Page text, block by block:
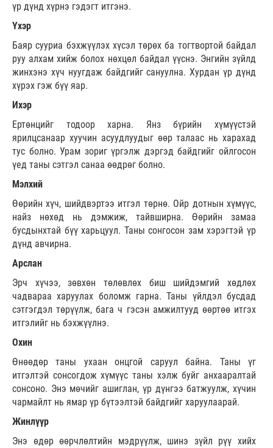
үр дүнд хүрнэ гэдэгт итгэнэ.
Үхэр
Баяр сууриа бэхжүүлэх хүсэл төрөх ба тогтвортой байдал
руу алхам хийж болох нөхцөл байдал үүснэ. Энгийн зүйлд
жинхэнэ хүч нуугдаж байдгийг сануулна. Хурдан үр дүнд
хүрэх гэж бүү яар.
Ихэр
Ертөнцийг тодоор харна. Янз бүрийн хүмүүстэй
ярилцсанаар хуучин асуудлуудыг өөр талаас нь харахад
тус болно. Урам зориг үргэлж дэргэд байдгийг ойлгосон
үед таны сэтгэл санаа өөдрөг болно.
Мэлхий
Өөрийн хүч, шийдвэртээ итгэл төрнө. Ойр дотнын хүмүүс,
найз нөхөд нь дэмжиж, тайвширна. Өөрийн замаа
бусдынхтай бүү харьцуул. Таны сонгосон зам хэрэгтэй үр
дүнд авчирна.
Арслан
Эрч хүчээ, зөвхөн төлөвлөх биш шийдэмгий хөдлөх
чадвараа харуулах боломж гарна. Таны үйлдэл бусдад
сэтгэгдэл төрүүлж, бага ч гэсэн амжилтууд өөртөө итгэх
итгэлийг нь бэхжүүлнэ.
Охин
Өнөөдөр таны ухаан онцгой саруул байна. Таны үг
итгэлтэй сонсогдож хүмүүс таны хэлж буйг анхааралтай
сонсоно. Энэ мөчийг ашиглан, үр дүнгээ батжуулж, хүчин
чармайлт нь ямар үр бүтээлтэй байдгийг харуулаарай.
Жинлүүр
Энэ өдөр өөрчлөлтийн мэдрүүлж, шинэ зүйл рүү хийх